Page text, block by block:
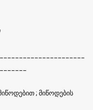
; მიწოდების